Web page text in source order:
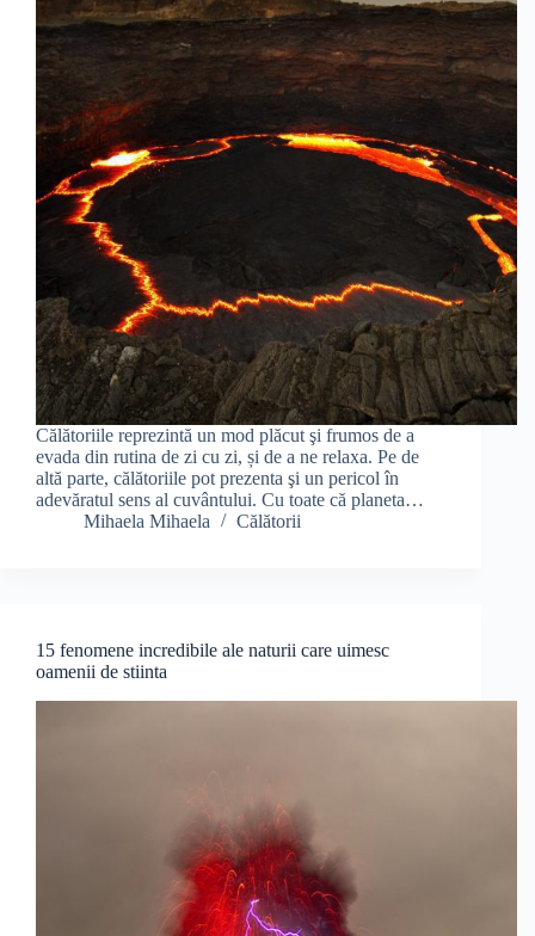
Călătoriile reprezintă un mod plăcut şi frumos de a
evada din rutina de zi cu zi, și de a ne relaxa. Pe de
altă parte, călătoriile pot prezenta şi un pericol în
adevăratul sens al cuvântului. Cu toate că planeta…
Mihaela Mihaela
Călătorii
15 fenomene incredibile ale naturii care uimesc
oamenii de stiinta